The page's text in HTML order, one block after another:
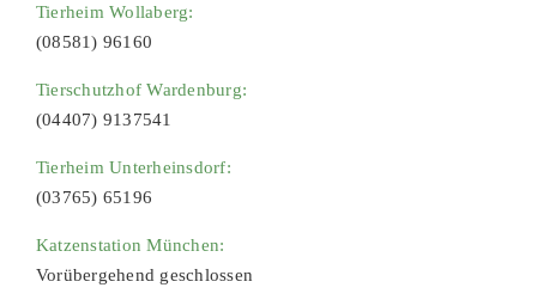
Tierheim Wollaberg:
(08581) 96160
Tierschutzhof Wardenburg:
(04407) 9137541
Tierheim Unterheinsdorf:
(03765) 65196
Katzenstation München:
Vorübergehend geschlossen